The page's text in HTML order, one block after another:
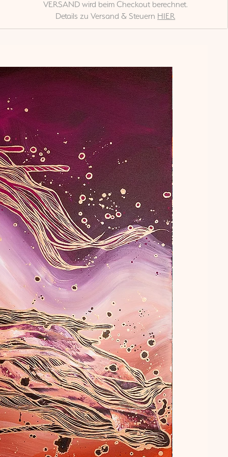
VERSAND wird beim Checkout berechnet.
Details zu Versand & Steuern HIER